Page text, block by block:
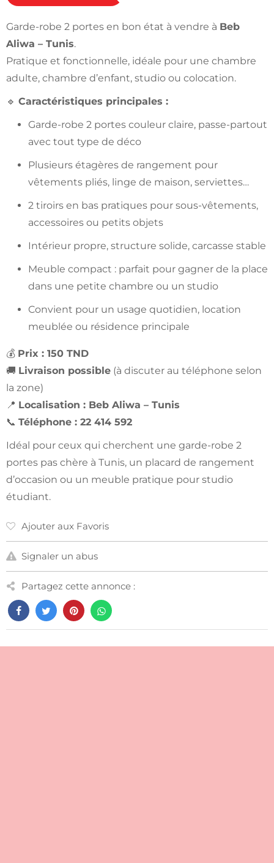
Garde-robe 2 portes en bon état à vendre à Beb
Aliwa – Tunis.
Pratique et fonctionnelle, idéale pour une chambre
adulte, chambre d’enfant, studio ou colocation.
🔹 Caractéristiques principales :
Garde-robe 2 portes couleur claire, passe-partout
avec tout type de déco
Plusieurs étagères de rangement pour
vêtements pliés, linge de maison, serviettes…
2 tiroirs en bas pratiques pour sous-vêtements,
accessoires ou petits objets
Intérieur propre, structure solide, carcasse stable
Meuble compact : parfait pour gagner de la place
dans une petite chambre ou un studio
Convient pour un usage quotidien, location
meublée ou résidence principale
💰 Prix : 150 TND
🚚 Livraison possible (à discuter au téléphone selon
la zone)
📍 Localisation : Beb Aliwa – Tunis
📞 Téléphone : 22 414 592
Idéal pour ceux qui cherchent une garde-robe 2
portes pas chère à Tunis, un placard de rangement
d’occasion ou un meuble pratique pour studio
étudiant.
Ajouter aux Favoris
Signaler un abus
Partagez cette annonce :